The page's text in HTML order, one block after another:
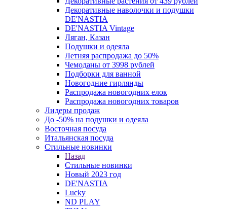
Декоративные наволочки и подушки
DE'NASTIA
DE'NASTIA Vintage
Ляган, Казан
Подушки и одеяла
Летняя распродажа до 50%
Чемоданы от 3998 рублей
Подборки для ванной
Новогодние гирлянды
Распродажа новогодних елок
Распродажа новогодних товаров
Лидеры продаж
До -50% на подушки и одеяла
Восточная посуда
Итальянская посуда
Стильные новинки
Назад
Стильные новинки
Новый 2023 год
DE'NASTIA
Lucky
ND PLAY